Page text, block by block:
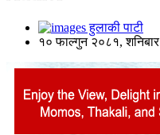
हुलाकी पाटी
१० फाल्गुन २०८१, शनिबार